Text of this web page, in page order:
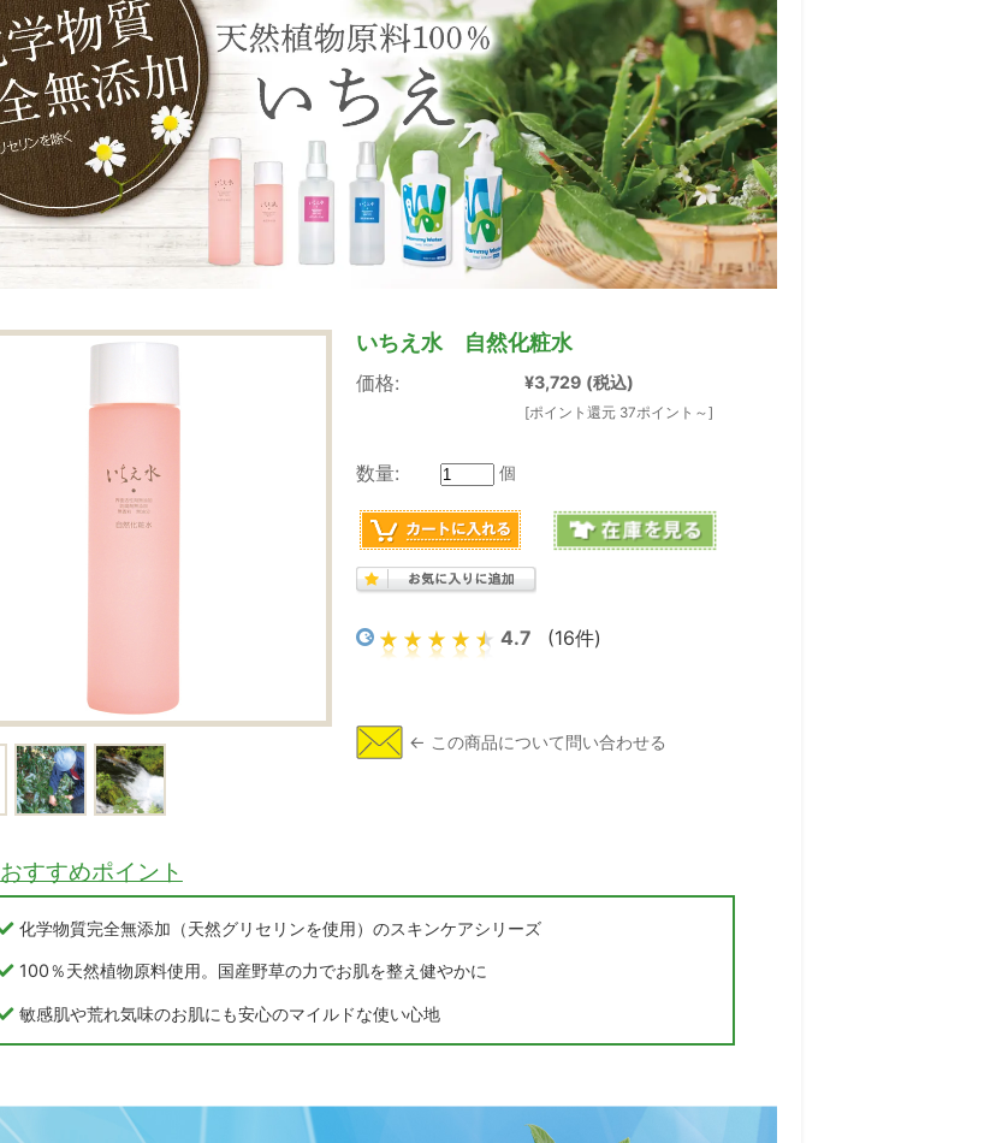
いちえ水 自然化粧水
価格: ¥3,729 (税込)
[ポイント還元 37ポイント～]
数量: 個
4.7 (16件)
おすすめポイント
化学物質完全無添加（天然グリセリンを使用）のスキンケアシリーズ
100％天然植物原料使用。国産野草の力でお肌を整え健やかに
敏感肌や荒れ気味のお肌にも安心のマイルドな使い心地